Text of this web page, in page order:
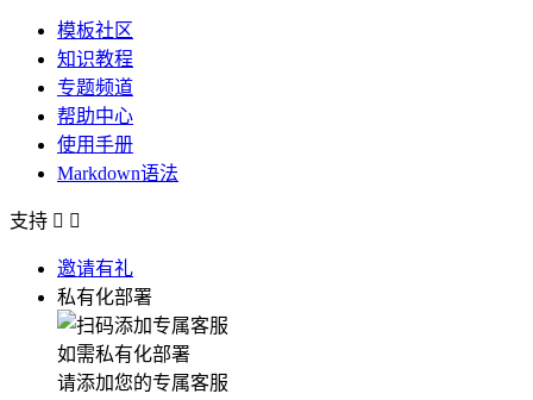
模板社区
知识教程
专题频道
帮助中心
使用手册
Markdown语法
支持  
邀请有礼
私有化部署
如需私有化部署
请添加您的专属客服